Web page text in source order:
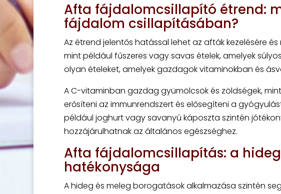
Afta fájdalomcsillapító étrend:
fájdalom csillapításában?
Az étrend jelentős hatással lehet az afták kezelésére
mint például fűszeres vagy savas ételek, amelyek
olyan ételeket, amelyek gazdagok vitaminokban és
A C-vitaminban gazdag gyümölcsök és zöldségek,
erősíteni az immunrendszert és elősegíteni a
például joghurt vagy savanyú káposzta szintén
hozzájárulhatnak az általános egészséghez.
Afta fájdalomcsillapítás: a
hatékonysága
A hideg és meleg borogatások alkalmazása szintén